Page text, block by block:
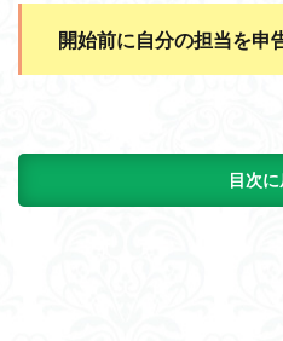
開始前に自分の担当を申
目次